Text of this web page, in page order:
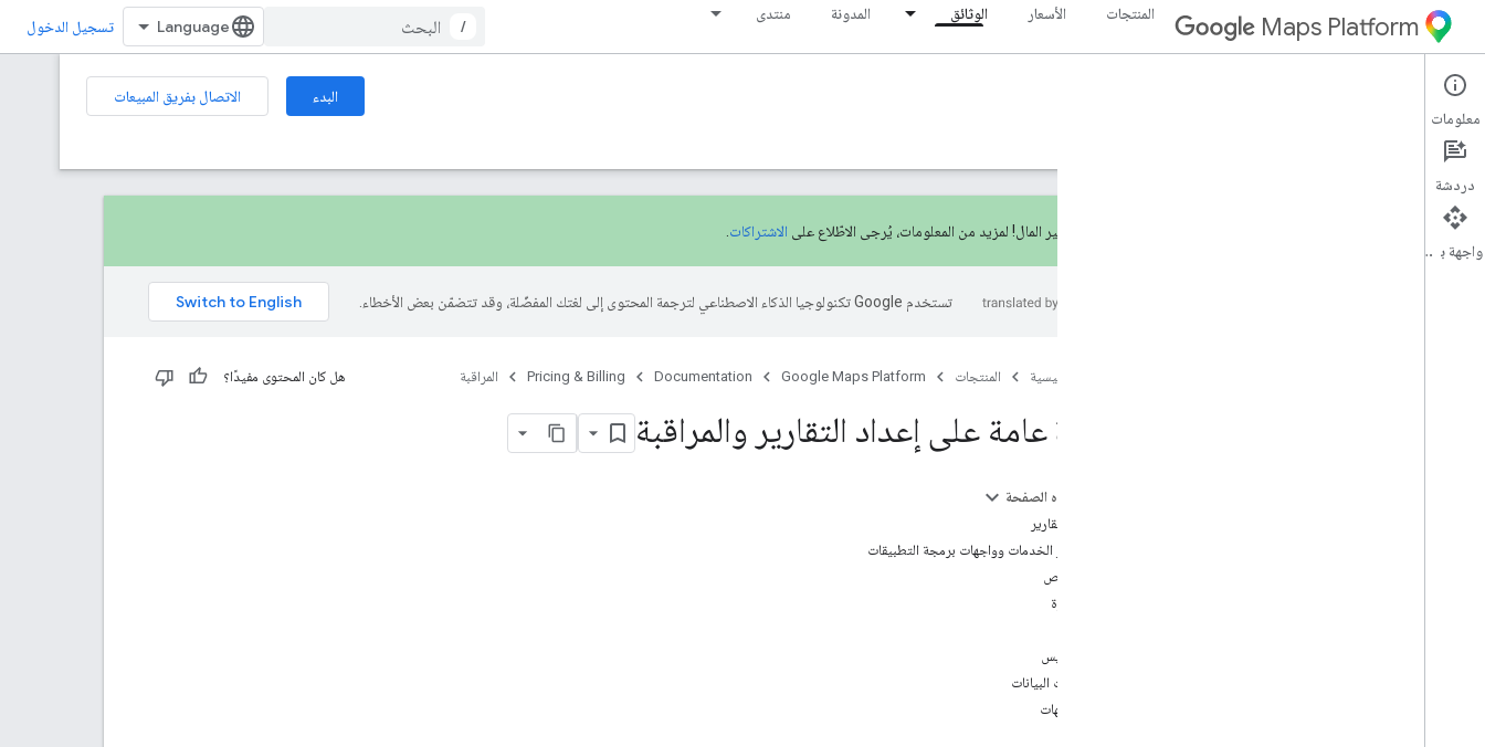
Maps Platform المنتجات الأسعار الوثائق المدونة منتدى
/ تسجيل الدخول
Documentation البدء
الاتصال بفريق المبيعات
الأسعار
اشترك لتوفير المال! لمزيد من المعلومات، يُرجى الاطّلاع على الاشتراكات
تستخدم Google تكنولوجيا الذكاء الاصطناعي لترجمة المحتوى إلى لغتك المفضّلة، وقد تتضمّن بعض الأخطاء.
الصفحة الرئيسية المنتجات Google Maps Platform
Documentation
Pricing & Billing المراقبة هل كان المحتوى مفيدًا؟
نظرة عامة على إعداد التقارير والمراقبة
على هذه الصفحة
إعداد التقارير
تقارير الخدمات وواجهات برمجة التطبيقات
الحصص
الفوترة
المقاييس
لوحات البيانات
التنبيهات
معلومات
دردشة
واجهة برمجة التطبيقات